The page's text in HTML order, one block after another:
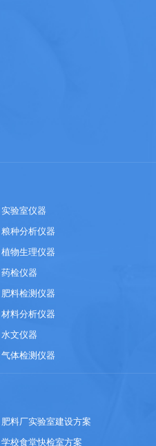
实验室仪器
粮种分析仪器
植物生理仪器
药检仪器
肥料检测仪器
材料分析仪器
水文仪器
气体检测仪器
肥料厂实验室建设方案
学校食堂快检室方案